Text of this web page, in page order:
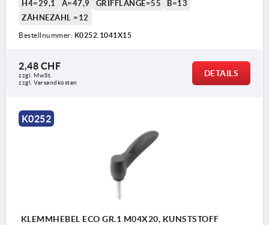
H4=29,1 A=47,9 GRIFFLÄNGE=55
B=13
ZÄHNEZAHL =12
Bestellnummer: K0252.1041X15
2,48 CHF
zzgl. MwSt.
zzgl. Versandkosten
DETAILS
K0252
KLEMMHEBEL ECO GR.1 M04X20, KUNSTSTOFF